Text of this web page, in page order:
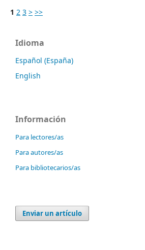
1 2 3 > >>
Idioma
Español (España)
English
Información
Para lectores/as
Para autores/as
Para bibliotecarios/as
Enviar un artículo